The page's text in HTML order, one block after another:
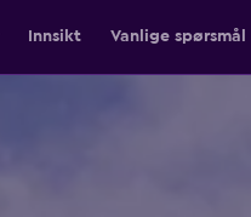
Innsikt Vanlige spørsmål